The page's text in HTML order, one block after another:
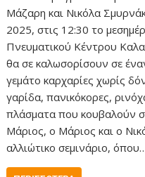
Μάζαρη και Νικόλα
2025, στις 12:30 το
Πνευματικού Κέντρου
θα σε καλωσορίσουν σε
γεμάτο καρχαρίες χωρίς
γαρίδα, πανικόκορες,
πλάσματα που κουβαλούν
Μάριος, ο Μάριος και ο
αλλιώτικο σεμινάριο,